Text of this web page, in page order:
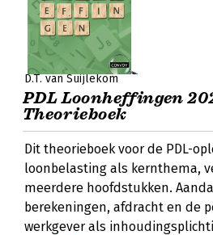
D.T. van Suijlekom
PDL Loonheffingen
Theorieboek
Dit theorieboek voor de PDL-
loonbelasting als kernthema,
meerdere hoofdstukken.
berekeningen, afdracht en de
werkgever als